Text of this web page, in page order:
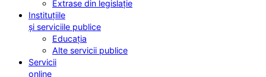
Extrase din legislație
Instituțiile
și serviciile publice
Educația
Alte servicii publice
Servicii
online